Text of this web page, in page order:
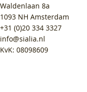
Waldenlaan 8a
1093 NH Amsterdam
+31 (0)20 334 3327
info@sialia.nl
KvK: 08098609